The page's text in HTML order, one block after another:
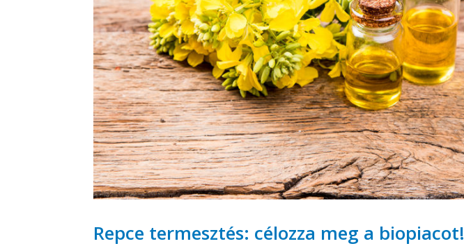
Repce termesztés: célozza meg a biopiacot!